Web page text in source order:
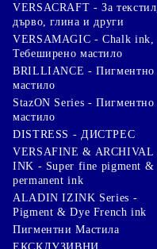
VERSACRAFT - За текстил,
дърво, глина и други
VERSAMAGIC - Chalk ink,
Тебеширено мастило
BRILLIANCE - Пигментно
мастило
StazON Series - Пигментно
мастило
DISTRESS - ДИСТРЕС
VERSAFINE & ARCHIVAL
INK - Super fine pigment &
permanent ink
ALADIN IZINK Series -
Pigment & Dye French ink
Пигментни Мастила